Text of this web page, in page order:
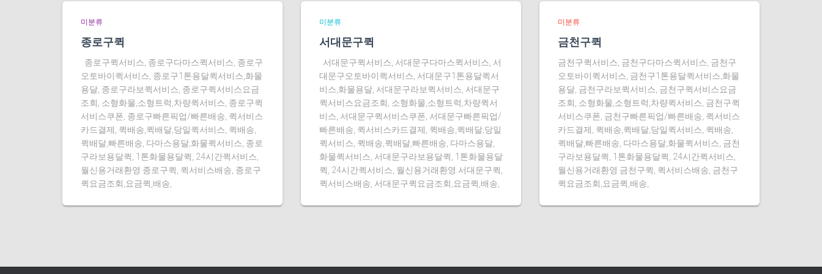
미분류
종로구퀵
종로구퀵서비스, 종로구다마스퀵서비스, 종로구
오토바이퀵서비스, 종로구1톤용달퀵서비스,화물
용달, 종로구라보퀵서비스, 종로구퀵서비스요금
조회, 소형화물,소형트럭,차량퀵서비스, 종로구퀵
서비스쿠폰, 종로구빠른픽업/빠른배송, 퀵서비스
카드결제, 퀵배송,퀵배달,당일퀵서비스, 퀵배송,
퀵배달,빠른배송, 다마스용달,화물퀵서비스, 종로
구라보용달퀵, 1톤화물용달퀵, 24시간퀵서비스,
월신용거래환영 종로구퀵, 퀵서비스배송, 종로구
퀵요금조회,요금퀵,배송,
미분류
서대문구퀵
서대문구퀵서비스, 서대문구다마스퀵서비스, 서
대문구오토바이퀵서비스, 서대문구1톤용달퀵서
비스,화물용달, 서대문구라보퀵서비스, 서대문구
퀵서비스요금조회, 소형화물,소형트럭,차량퀵서
비스, 서대문구퀵서비스쿠폰, 서대문구빠른픽업/
빠른배송, 퀵서비스카드결제, 퀵배송,퀵배달,당일
퀵서비스, 퀵배송,퀵배달,빠른배송, 다마스용달,
화물퀵서비스, 서대문구라보용달퀵, 1톤화물용달
퀵, 24시간퀵서비스, 월신용거래환영 서대문구퀵,
퀵서비스배송, 서대문구퀵요금조회,요금퀵,배송,
미분류
금천구퀵
금천구퀵서비스, 금천구다마스퀵서비스, 금천구
오토바이퀵서비스, 금천구1톤용달퀵서비스,화물
용달, 금천구라보퀵서비스, 금천구퀵서비스요금
조회, 소형화물,소형트럭,차량퀵서비스, 금천구퀵
서비스쿠폰, 금천구빠른픽업/빠른배송, 퀵서비스
카드결제, 퀵배송,퀵배달,당일퀵서비스, 퀵배송,
퀵배달,빠른배송, 다마스용달,화물퀵서비스, 금천
구라보용달퀵, 1톤화물용달퀵, 24시간퀵서비스,
월신용거래환영 금천구퀵, 퀵서비스배송, 금천구
퀵요금조회,요금퀵,배송,